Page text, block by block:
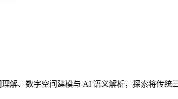
解、数字空间建模与 AI 语义解析，探索将传统